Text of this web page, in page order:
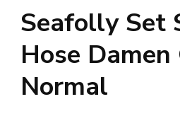
Seafolly Set
Hose
Normal